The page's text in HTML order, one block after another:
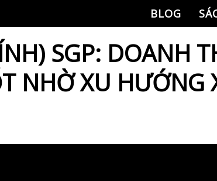
BLOG
SGP: DOANH
NHỜ XU HƯỚNG